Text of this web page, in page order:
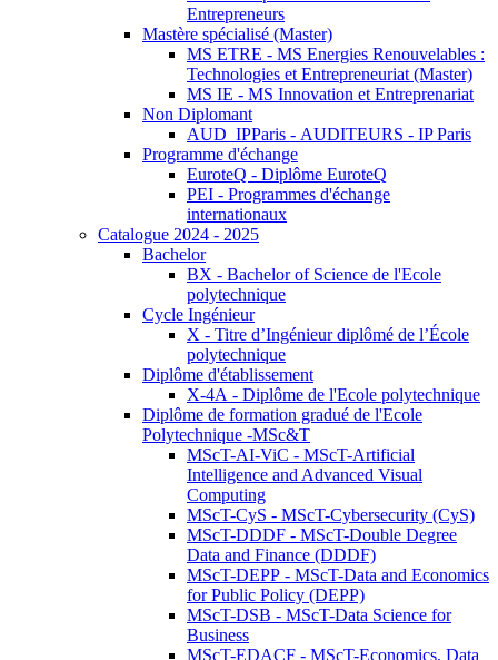
Entrepreneurs
Mastère spécialisé (Master)
MS ETRE - MS Energies Renouvelables :
Technologies et Entrepreneuriat (Master)
MS IE - MS Innovation et Entreprenariat
Non Diplomant
AUD_IPParis - AUDITEURS - IP Paris
Programme d'échange
EuroteQ - Diplôme EuroteQ
PEI - Programmes d'échange
internationaux
Catalogue 2024 - 2025
Bachelor
BX - Bachelor of Science de l'Ecole
polytechnique
Cycle Ingénieur
X - Titre d’Ingénieur diplômé de l’École
polytechnique
Diplôme d'établissement
X-4A - Diplôme de l'Ecole polytechnique
Diplôme de formation gradué de l'Ecole
Polytechnique -MSc&T
MScT-AI-ViC - MScT-Artificial
Intelligence and Advanced Visual
Computing
MScT-CyS - MScT-Cybersecurity (CyS)
MScT-DDDF - MScT-Double Degree
Data and Finance (DDDF)
MScT-DEPP - MScT-Data and Economics
for Public Policy (DEPP)
MScT-DSB - MScT-Data Science for
Business
MScT-EDACF - MScT-Economics, Data